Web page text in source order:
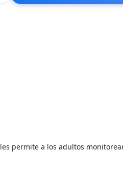
permite a los adultos